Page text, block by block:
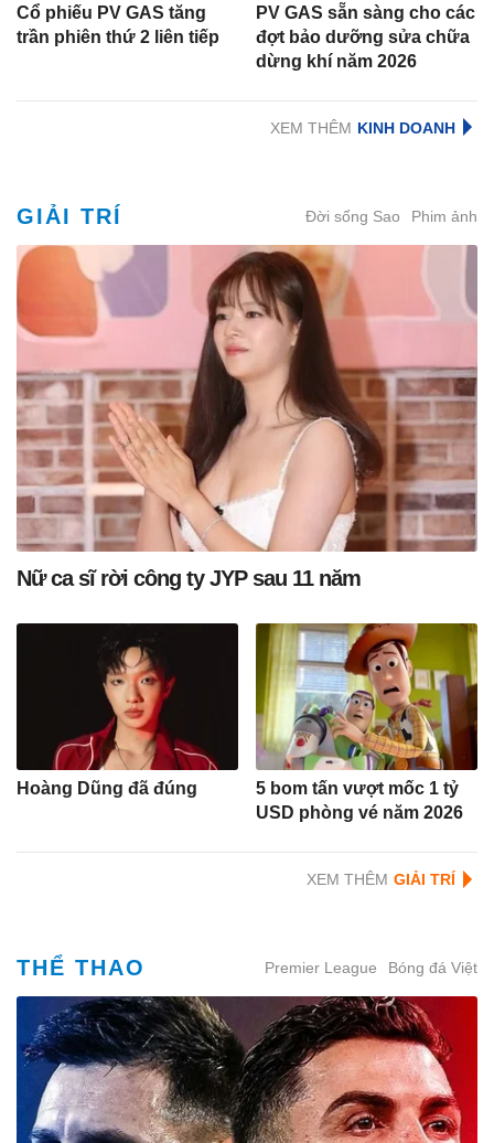
Cổ phiếu PV GAS tăng
trần phiên thứ 2 liên tiếp
PV GAS sẵn sàng cho các
đợt bảo dưỡng sửa chữa
dừng khí năm 2026
XEM THÊM
GIẢI TRÍ Đời sống Sao Phim ảnh
Nữ ca sĩ rời công ty JYP sau 11 năm
Hoàng Dũng đã đúng
5 bom tấn vượt mốc 1 tỷ
USD phòng vé năm 2026
XEM THÊM
THỂ THAO Premier League Bóng đá Việt